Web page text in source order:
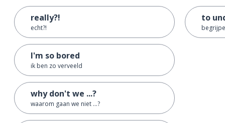
really?!
echt?!
I'm so bored
ik ben zo verveeld
why don't we ...?
waarom gaan we niet ...?
to